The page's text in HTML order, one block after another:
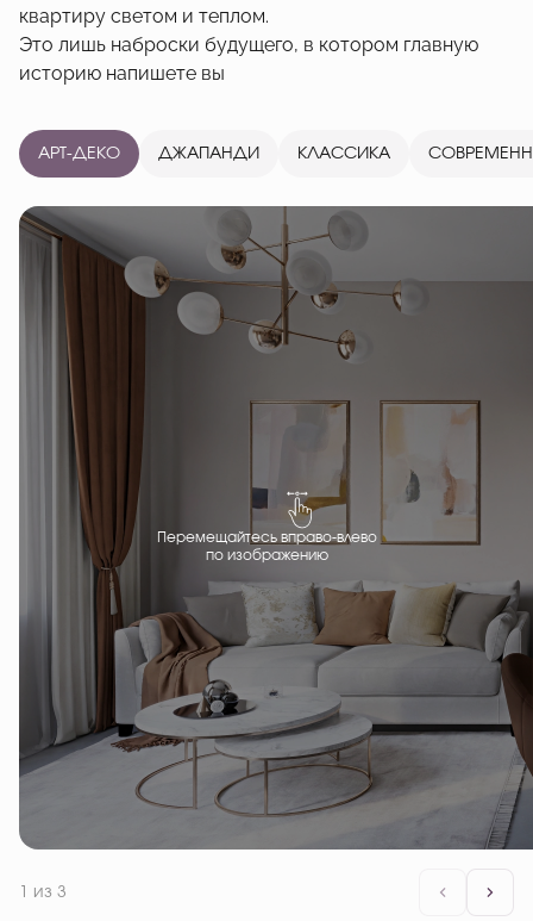
квартиру светом и теплом.
Это лишь наброски будущего, в котором главную
историю напишете вы
АРТ-ДЕКО ДЖАПАНДИ КЛАССИКА
Перемещайтесь вправо-влево
по изображению
из 3